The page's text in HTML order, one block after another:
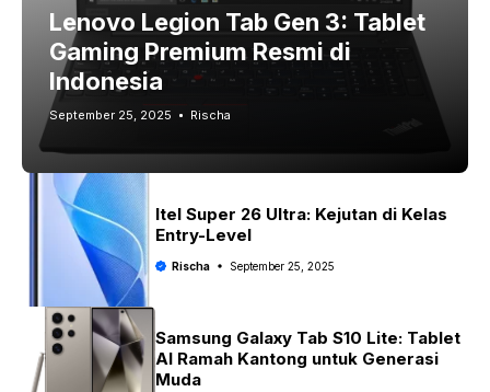
Lenovo Legion Tab Gen 3: Tablet
Gaming Premium Resmi di
Indonesia
September 25, 2025 Rischa
Itel Super 26 Ultra: Kejutan di Kelas
Entry-Level
Rischa September 25, 2025
Samsung Galaxy Tab S10 Lite: Tablet
AI Ramah Kantong untuk Generasi
Muda